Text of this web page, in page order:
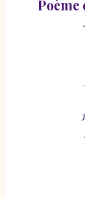
Poème